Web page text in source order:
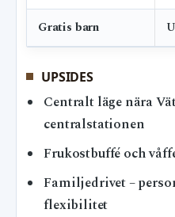
Gratis barn
UPSIDES
Centralt läge nära
centralstationen
Frukostbuffé och
Familjedrivet –
flexibilitet